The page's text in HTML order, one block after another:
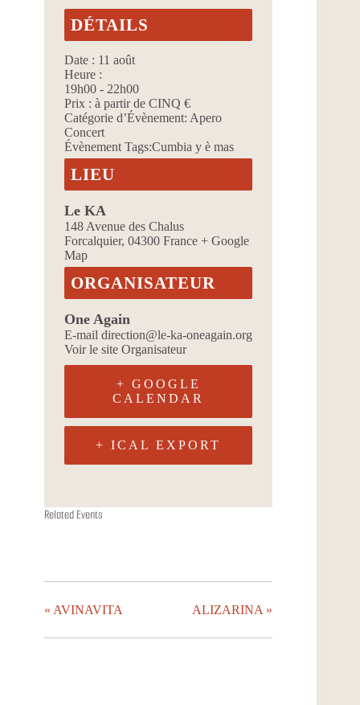
DÉTAILS
Date : 11 août
Heure :
19h00 - 22h00
Prix : à partir de CINQ €
Catégorie d’Évènement: Apero
Concert
Évènement Tags:Cumbia y è mas
LIEU
Le KA
148 Avenue des Chalus
Forcalquier, 04300 France + Google
Map
ORGANISATEUR
One Again
E-mail direction@le-ka-oneagain.org
Voir le site Organisateur
+ GOOGLE
CALENDAR
+ ICAL EXPORT
Related Events
13 août à 19h00
FACON JUTU
LES STEADIES
« AVINAVITA ALIZARINA »